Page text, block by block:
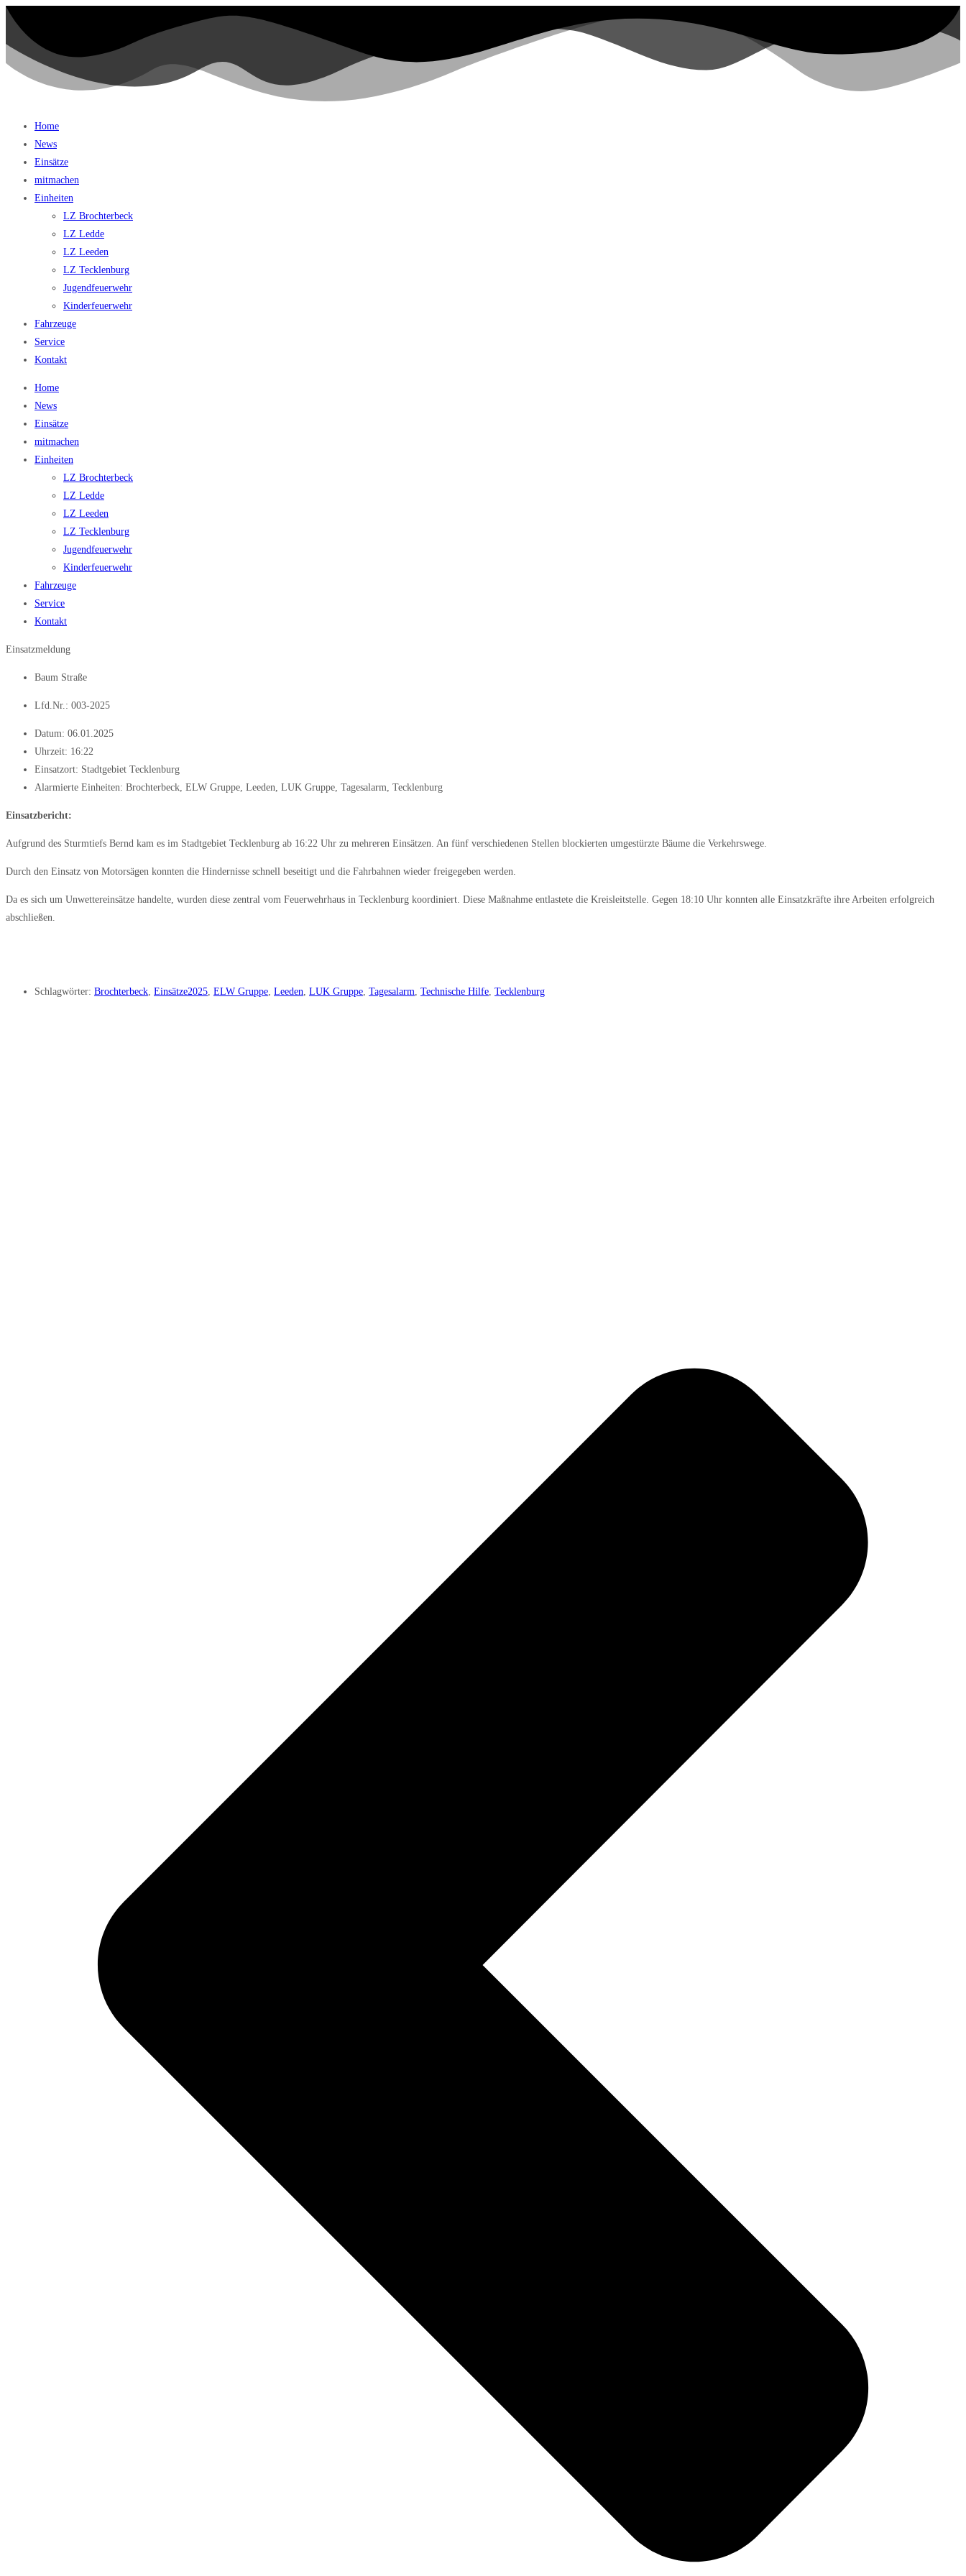
Home
News
Einsätze
mitmachen
Einheiten
LZ Brochterbeck
LZ Ledde
LZ Leeden
LZ Tecklenburg
Jugendfeuerwehr
Kinderfeuerwehr
Fahrzeuge
Service
Kontakt
Home
News
Einsätze
mitmachen
Einheiten
LZ Brochterbeck
LZ Ledde
LZ Leeden
LZ Tecklenburg
Jugendfeuerwehr
Kinderfeuerwehr
Fahrzeuge
Service
Kontakt
Einsatzmeldung
Baum Straße
Lfd.Nr.: 003-2025
Datum: 06.01.2025
Uhrzeit: 16:22
Einsatzort: Stadtgebiet Tecklenburg
Alarmierte Einheiten: Brochterbeck ELW Gruppe Leeden LUK Gruppe Tagesalarm Tecklenburg
Einsatzbericht:
Aufgrund des Sturmtiefs Bernd kam es im Stadtgebiet Tecklenburg ab 16:22 Uhr zu mehreren Einsätzen. An fünf verschiedenen Stellen blockierten umgestürzte Bäume die Verkehrswege.
Durch den Einsatz von Motorsägen konnten die Hindernisse schnell beseitigt und die Fahrbahnen wieder freigegeben werden.
Da es sich um Unwettereinsätze handelte, wurden diese zentral vom Feuerwehrhaus in Tecklenburg koordiniert. Diese Maßnahme entlastete die Kreisleitstelle. Gegen 18:10 Uhr konnten alle Einsatzkräfte ihre Arbeiten erfolgreich
abschließen.
Schlagwörter: Brochterbeck Einsätze2025 ELW Gruppe Leeden LUK Gruppe Tagesalarm Technische Hilfe Tecklenburg